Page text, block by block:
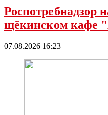
Роспотребнадзор
щёкинском
07.08.2026 16:23